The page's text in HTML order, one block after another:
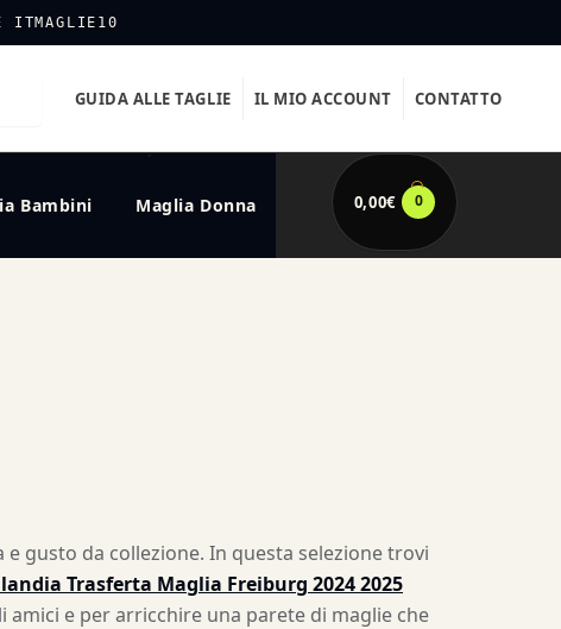
ITMAGLIE10
GUIDA ALLE TAGLIE IL MIO ACCOUNT CONTATTO
Bambini Maglia Donna 0,00€ 0
gusto da collezione. In questa selezione trovi
Trasferta Maglia Freiburg 2024 2025
e per arricchire una parete di maglie che